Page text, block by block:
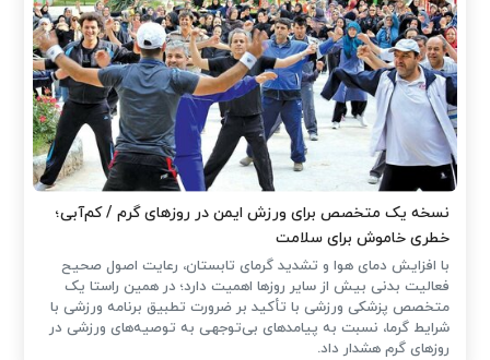
نسخه یک متخصص برای ورزش ایمن در روزهای گرم / کم‌آبی؛
خطری خاموش برای سلامت
با افزایش دمای هوا و تشدید گرمای تابستان، رعایت اصول صحیح
فعالیت بدنی بیش از سایر روزها اهمیت دارد؛ در همین راستا یک
متخصص پزشکی ورزشی با تأکید بر ضرورت تطبیق برنامه ورزشی با
شرایط گرما، نسبت به پیامدهای بی‌توجهی به توصیه‌های ورزشی در
روزهای گرم هشدار داد.